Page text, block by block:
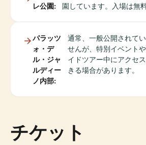
レ公園:
園しています。入場は無
パラッツ
ォ・デ
ル・ジャ
ルディー
ノ内部:
通常、一般公開されて
せんが、特別イベント
イドツアー中にアクセ
きる場合があります。
チケット